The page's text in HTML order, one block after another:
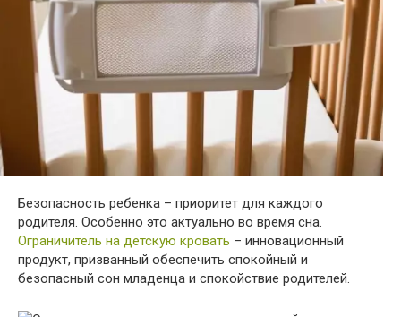
Безопасность ребенка – приоритет для каждого
родителя. Особенно это актуально во время сна.
Ограничитель на детскую кровать – инновационный
продукт, призванный обеспечить спокойный и
безопасный сон младенца и спокойствие родителей.